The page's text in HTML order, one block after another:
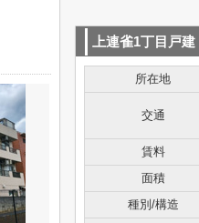
上連雀1丁目戸建
所在地
交通
賃料
面積
種別/構造